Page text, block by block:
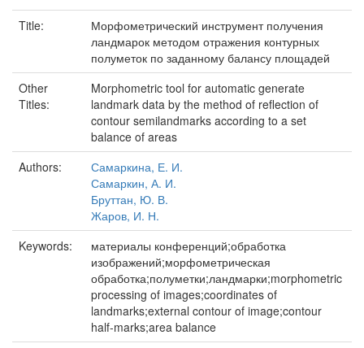
Title:
Морфометрический инструмент получения
ландмарок методом отражения контурных
полуметок по заданному балансу площадей
Other
Titles:
Morphometric tool for automatic generate
landmark data by the method of reflection of
contour semilandmarks according to a set
balance of areas
Authors:
Самаркина, Е. И.
Самаркин, А. И.
Бруттан, Ю. В.
Жаров, И. Н.
Keywords:
материалы конференций;обработка
изображений;морфометрическая
обработка;полуметки;ландмарки;morphometric
processing of images;coordinates of
landmarks;external contour of image;contour
half-marks;area balance